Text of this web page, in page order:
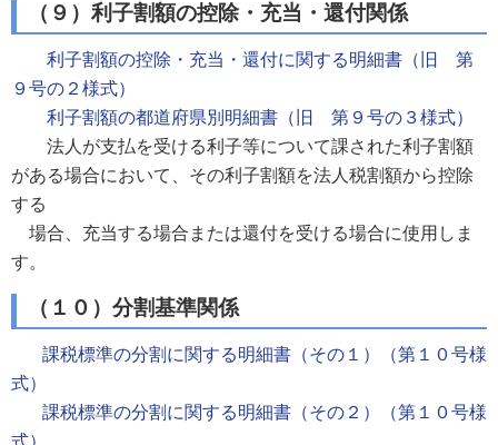
（９）利子割額の控除・充当・還付関係
利子割額の控除・充当・還付に関する明細書（旧 第
９号の２様式）
利子割額の都道府県別明細書（旧 第９号の３様式）
法人が支払を受ける利子等について課された利子割額
がある場合において、その利子割額を法人税割額から控除
する
場合、充当する場合または還付を受ける場合に使用しま
す。
（１０）分割基準関係
課税標準の分割に関する明細書（その１）（第１０号様
式）
課税標準の分割に関する明細書（その２）（第１０号様
式）